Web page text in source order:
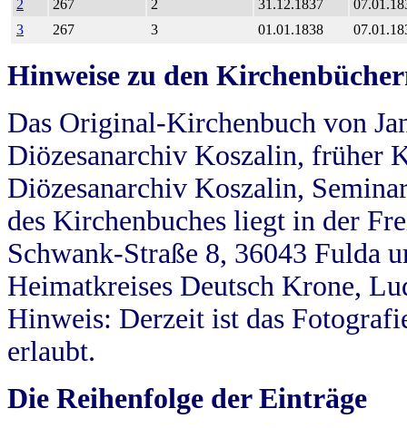
2
267 2 31.12.1837
3
267 3 01.01.1838
Hinweise zu den
Das Original-Kirchenbuch von
Diözesanarchiv Koszalin, früher
Diözesanarchiv Koszalin,
des Kirchenbuches liegt in der
Schwank-Straße 8, 36043 Fulda
Heimatkreises Deutsch Krone,
Hinweis: Derzeit ist das
erlaubt.
Die Reihenfolge der Einträge